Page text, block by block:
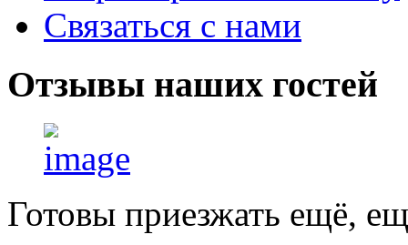
Связаться с нами
Отзывы наших гостей
Готовы приезжать ещё,